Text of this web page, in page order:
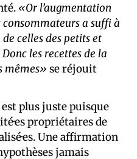
«Or l’augmentation
consommateurs a suffi à
celles des petits et
les recettes de la
mêmes» se réjouit
est plus juste puisque
propriétaires de
Une affirmation
jamais